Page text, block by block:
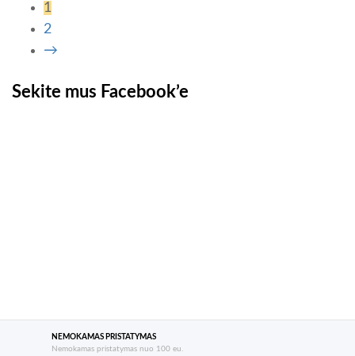
1
2
→
Sekite mus Facebook’e
NEMOKAMAS PRISTATYMAS
Nemokamas pristatymas nuo 100 eu.